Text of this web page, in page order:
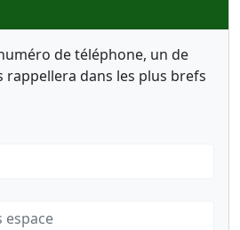
de téléphone, un de
rappellera dans les plus brefs